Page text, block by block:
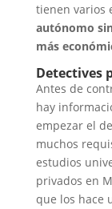
tienen varios
autónomo
más
Detectives
Antes de
hay
empezar el
muchos
estudios
privados en
que los hace